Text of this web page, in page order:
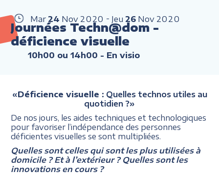
Mar 24 Nov 2020 Jeu 26 Nov 2020
Journées Techn@dom -
déficience visuelle
10h00 ou 14h00 - En visio
«Déficience visuelle : Quelles technos utiles au
quotidien ?»
De nos jours, les aides techniques et technologiques
pour favoriser l’indépendance des personnes
déficientes visuelles se sont multipliées.
Quelles sont celles qui sont les plus utilisées à
domicile ? Et à l’extérieur ? Quelles sont les
innovations en cours ?